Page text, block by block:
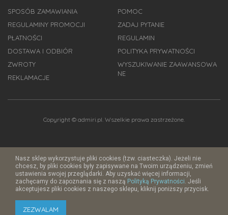
SPOSÓB ZAMAWIANIA
REGULAMINY PROMOCJI
PŁATNOŚCI
DOSTAWA I ODBIÓR
ZWROTY
REKLAMACJE
POMOC
ZADAJ PYTANIE
REGULAMIN
POLITYKA PRYWATNOŚCI
WYSZUKIWANIE ZAAWANSOWA
NE
Copyright © admiri.pl. Wszelkie prawa zastrzeżone.
Nasz sklep wykorzystuje pliki cookies (tzw. ciasteczka). Jeżeli nie
chcesz, by pliki cookies były zapisywane na Twoim urządzeniu, zmień
ustawienia swojej przeglądarki. Aby uzyskać więcej informacji,
zachęcamy do zapoznania się z naszą Polityką Prywatności. Jeśli
akceptujesz pliki cookies z naszego sklepu, kliknij poniższy przycisk.
ZEZWALAM